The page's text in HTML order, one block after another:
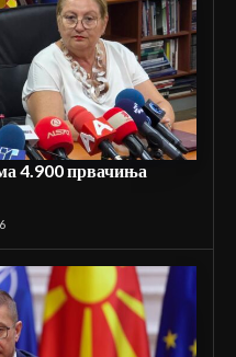
4.900 првачиња